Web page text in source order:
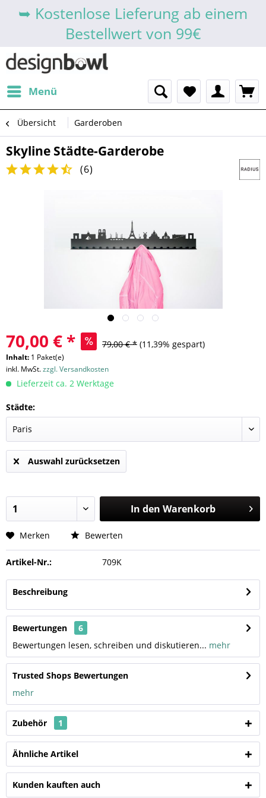
➥ Kostenlose Lieferung ab einem
Bestellwert von 99€
Menü
Übersicht Garderoben
Skyline Städte-Garderobe
(6)
70,00 € * 79,00 € * (11,39% gespart)
Inhalt: 1 Paket(e)
inkl. MwSt.zzgl. Versandkosten
Lieferzeit ca. 2 Werktage
Städte:
Auswahl zurücksetzen
In den Warenkorb
Merken Bewerten
Artikel-Nr.: 709K
Beschreibung
Bewertungen
6
Bewertungen lesen, schreiben und diskutieren... mehr
Trusted Shops Bewertungen
mehr
Zubehör 1
Ähnliche Artikel
Kunden kauften auch